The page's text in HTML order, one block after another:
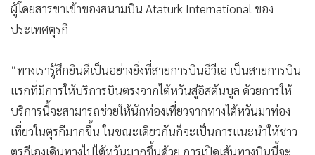
• News1
• Gotomanager
ผู้โดยสารขาเข้าของสนามบิน Ataturk International ของ
ประเทศตุรกี
“ทางเรารู้สึกยินดีเป็นอย่างยิ่งที่สายการบินอีวีเอ เป็นสายการบิน
แรกที่มีการให้บริการบินตรงจากไต้หวันสู่อิสตันบูล ด้วยการให้
บริการนี้จะสามารถช่วยให้นักท่องเที่ยวจากทางไต้หวันมาท่อง
เที่ยวในตุรกีมากขึ้น ในขณะเดียวกันก็จะเป็นการแนะนำให้ชาว
ตุรกีเองเดินทางไปไต้หวันมากขึ้นด้วย การเปิดเส้นทางบินนี้จะ